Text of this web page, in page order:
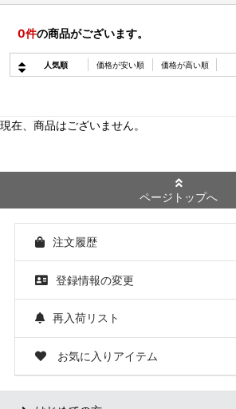
0件の商品がございます。
人気順 価格が安い順 価格が高い順
現在、商品はございません。
ページトップへ
注文履歴
登録情報の変更
再入荷リスト
お気に入りアイテム